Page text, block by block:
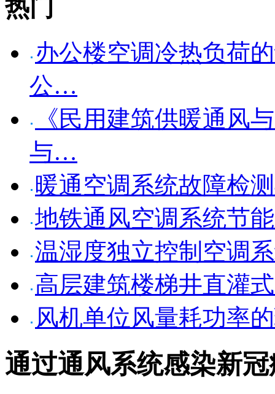
热门
办公楼空调冷热负荷
公…
《民用建筑供暖通风
与…
暖通空调系统故障检
地铁通风空调系统节
温湿度独立控制空调
高层建筑楼梯井直灌
风机单位风量耗功率
通过通风系统感染新